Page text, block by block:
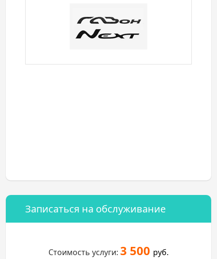
Записаться на обслуживание
Стоимость услуги: 3 500 руб.